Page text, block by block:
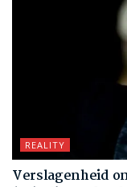
REALITY
Verslagenheid